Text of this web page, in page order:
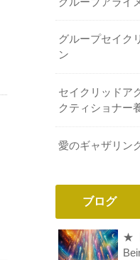
グループセイク
ン
セイクリッドア
クティショナー
愛のギャザリン
ブログ
★